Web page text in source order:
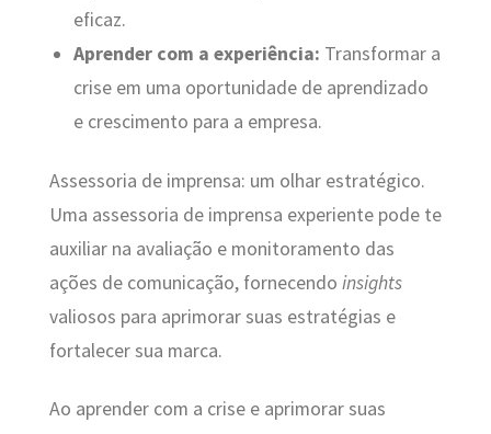
eficaz.
Aprender com a experiência: Transformar a
crise em uma oportunidade de aprendizado
e crescimento para a empresa.
Assessoria de imprensa: um olhar estratégico.
Uma assessoria de imprensa experiente pode te
auxiliar na avaliação e monitoramento das
ações de comunicação, fornecendo insights
valiosos para aprimorar suas estratégias e
fortalecer sua marca.
Ao aprender com a crise e aprimorar suas